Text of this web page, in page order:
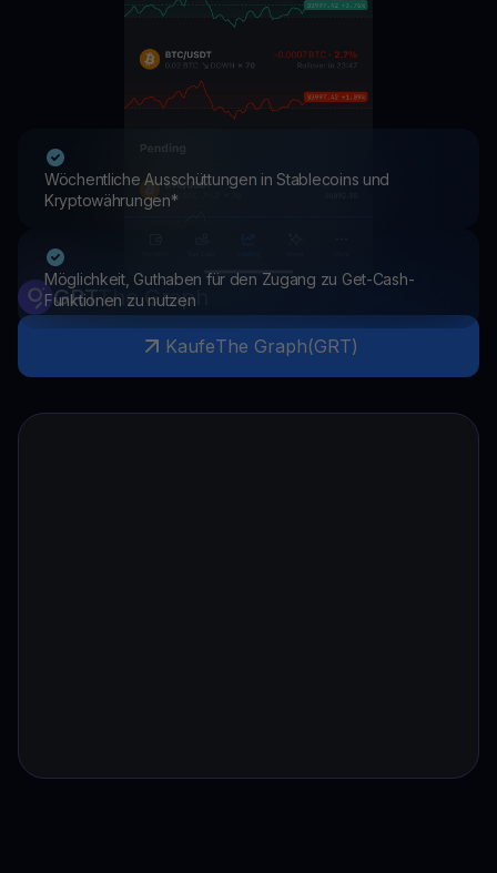
Wöchentliche Ausschüttungen in Stablecoins und
Kryptowährungen*
Möglichkeit, Guthaben für den Zugang zu Get-Cash-
Funktionen zu nutzen
GRTThe Graph
KaufeThe Graph(GRT)